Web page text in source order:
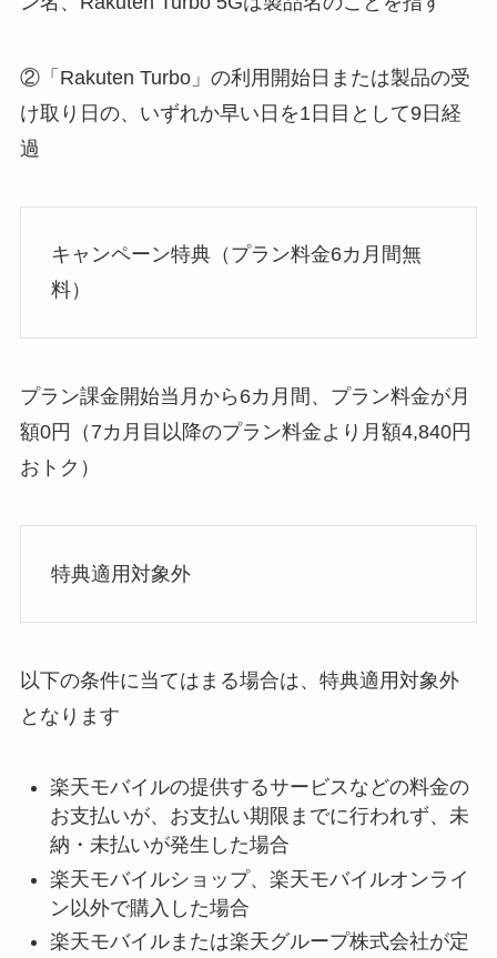
②「Rakuten Turbo」の利用開始日または製品の受
け取り日の、いずれか早い日を1日目として9日経
過
キャンペーン特典（プラン料金6カ月間無
料）
プラン課金開始当月から6カ月間、プラン料金が月
額0円（7カ月目以降のプラン料金より月額4,840円
おトク）
特典適用対象外
以下の条件に当てはまる場合は、特典適用対象外
となります
楽天モバイルの提供するサービスなどの料金の
お支払いが、お支払い期限までに行われず、未
納・未払いが発生した場合
楽天モバイルショップ、楽天モバイルオンライ
ン以外で購入した場合
楽天モバイルまたは楽天グループ株式会社が定